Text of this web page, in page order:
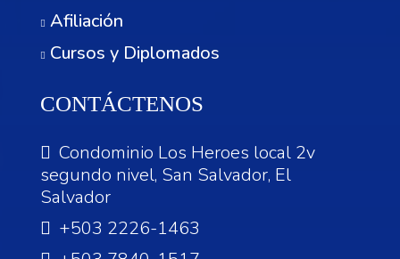
Afiliación
Cursos y Diplomados
CONTÁCTENOS
Condominio Los Heroes local 2v
segundo nivel, San Salvador, El
Salvador
+503 2226-1463